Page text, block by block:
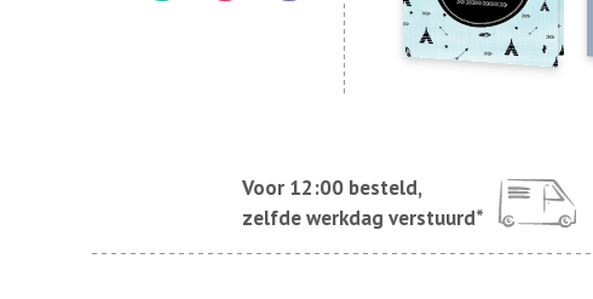
Voor 12:00 besteld,
zelfde werkdag verstuurd*